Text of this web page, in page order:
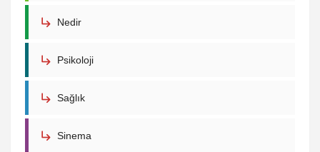
Nedir
Psikoloji
Sağlık
Sinema